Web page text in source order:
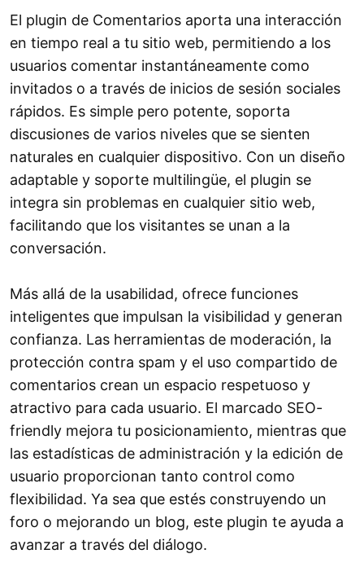
El plugin de Comentarios aporta una interacción
en tiempo real a tu sitio web, permitiendo a los
usuarios comentar instantáneamente como
invitados o a través de inicios de sesión sociales
rápidos. Es simple pero potente, soporta
discusiones de varios niveles que se sienten
naturales en cualquier dispositivo. Con un diseño
adaptable y soporte multilingüe, el plugin se
integra sin problemas en cualquier sitio web,
facilitando que los visitantes se unan a la
conversación.
Más allá de la usabilidad, ofrece funciones
inteligentes que impulsan la visibilidad y generan
confianza. Las herramientas de moderación, la
protección contra spam y el uso compartido de
comentarios crean un espacio respetuoso y
atractivo para cada usuario. El marcado SEO-
friendly mejora tu posicionamiento, mientras que
las estadísticas de administración y la edición de
usuario proporcionan tanto control como
flexibilidad. Ya sea que estés construyendo un
foro o mejorando un blog, este plugin te ayuda a
avanzar a través del diálogo.